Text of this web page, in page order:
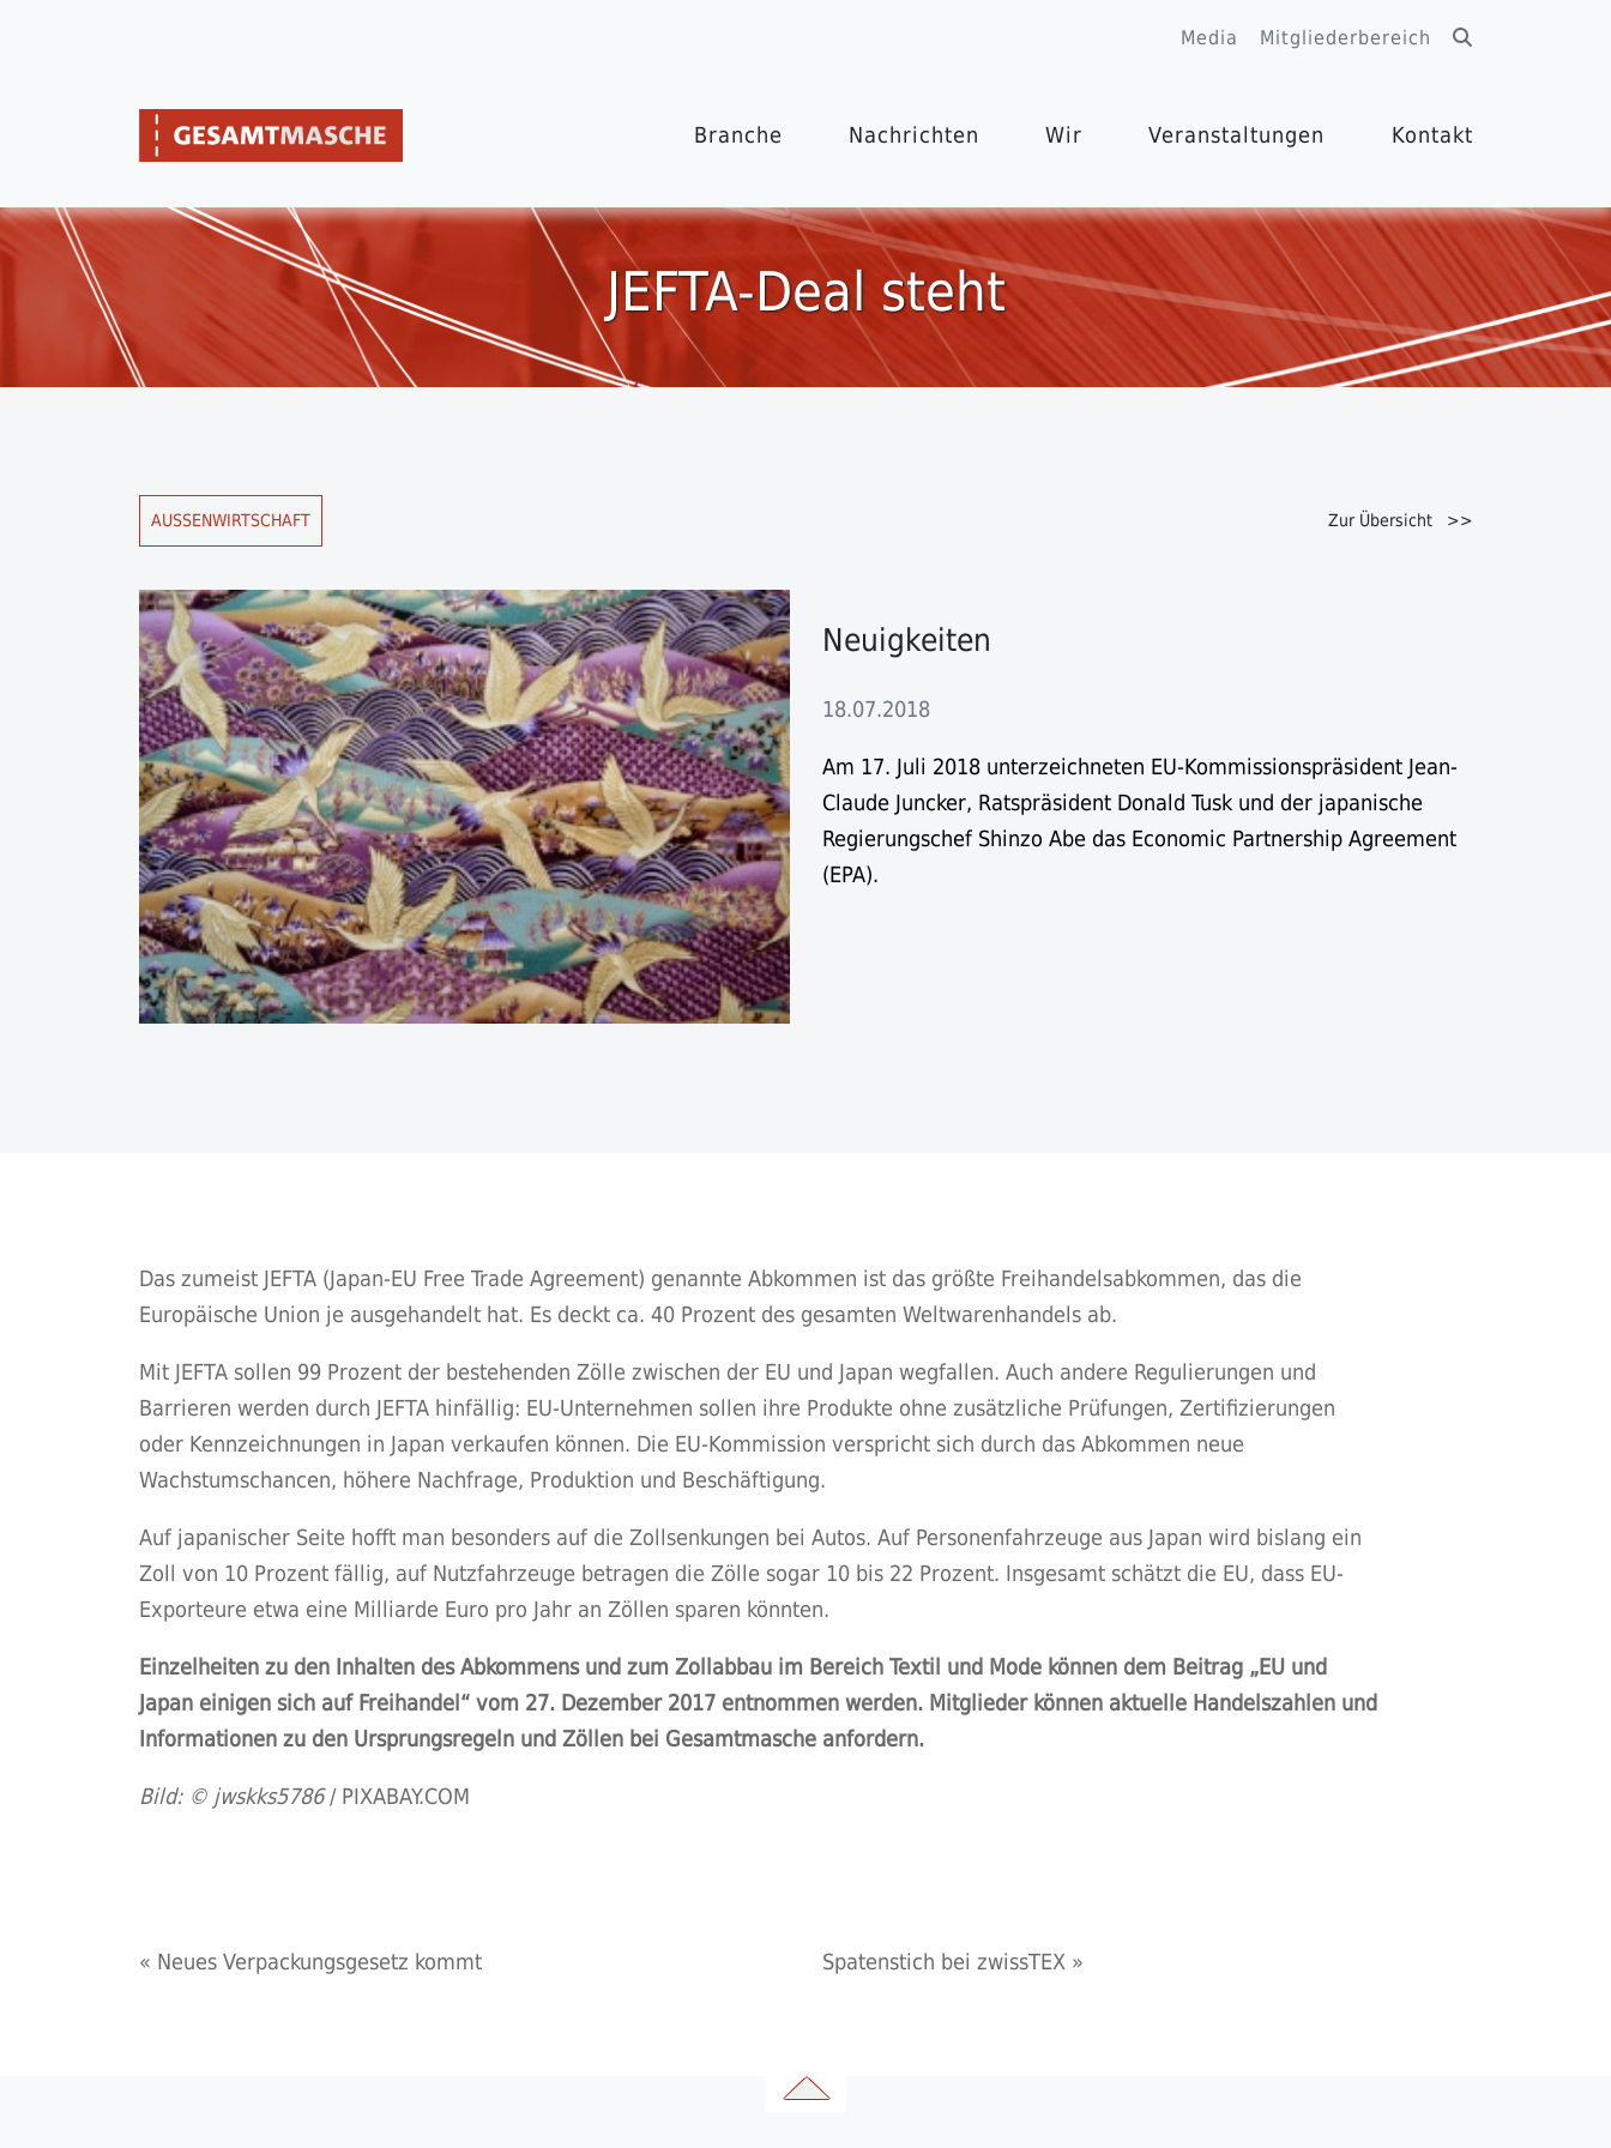
Media Mitgliederbereich
Branche Nachrichten Wir Veranstaltungen Kontakt
JEFTA-Deal steht
AUSSENWIRTSCHAFT Zur Übersicht >>
Neuigkeiten
18.07.2018
Am 17. Juli 2018 unterzeichneten EU-Kommissionspräsident Jean-
Claude Juncker, Ratspräsident Donald Tusk und der japanische
Regierungschef Shinzo Abe das Economic Partnership Agreement
(EPA).
Das zumeist JEFTA (Japan-EU Free Trade Agreement) genannte Abkommen ist das größte Freihandelsabkommen, das die
Europäische Union je ausgehandelt hat. Es deckt ca. 40 Prozent des gesamten Weltwarenhandels ab.
Mit JEFTA sollen 99 Prozent der bestehenden Zölle zwischen der EU und Japan wegfallen. Auch andere Regulierungen und
Barrieren werden durch JEFTA hinfällig: EU-Unternehmen sollen ihre Produkte ohne zusätzliche Prüfungen, Zertifizierungen
oder Kennzeichnungen in Japan verkaufen können. Die EU-Kommission verspricht sich durch das Abkommen neue
Wachstumschancen, höhere Nachfrage, Produktion und Beschäftigung.
Auf japanischer Seite hofft man besonders auf die Zollsenkungen bei Autos. Auf Personenfahrzeuge aus Japan wird bislang ein
Zoll von 10 Prozent fällig, auf Nutzfahrzeuge betragen die Zölle sogar 10 bis 22 Prozent. Insgesamt schätzt die EU, dass EU-
Exporteure etwa eine Milliarde Euro pro Jahr an Zöllen sparen könnten.
Einzelheiten zu den Inhalten des Abkommens und zum Zollabbau im Bereich Textil und Mode können dem Beitrag „EU und
Japan einigen sich auf Freihandel“ vom 27. Dezember 2017 entnommen werden. Mitglieder können aktuelle Handelszahlen und
Informationen zu den Ursprungsregeln und Zöllen bei Gesamtmasche anfordern.
Bild: © jwskks5786/ PIXABAY.COM
« Neues Verpackungsgesetz kommt Spatenstich bei zwissTEX »